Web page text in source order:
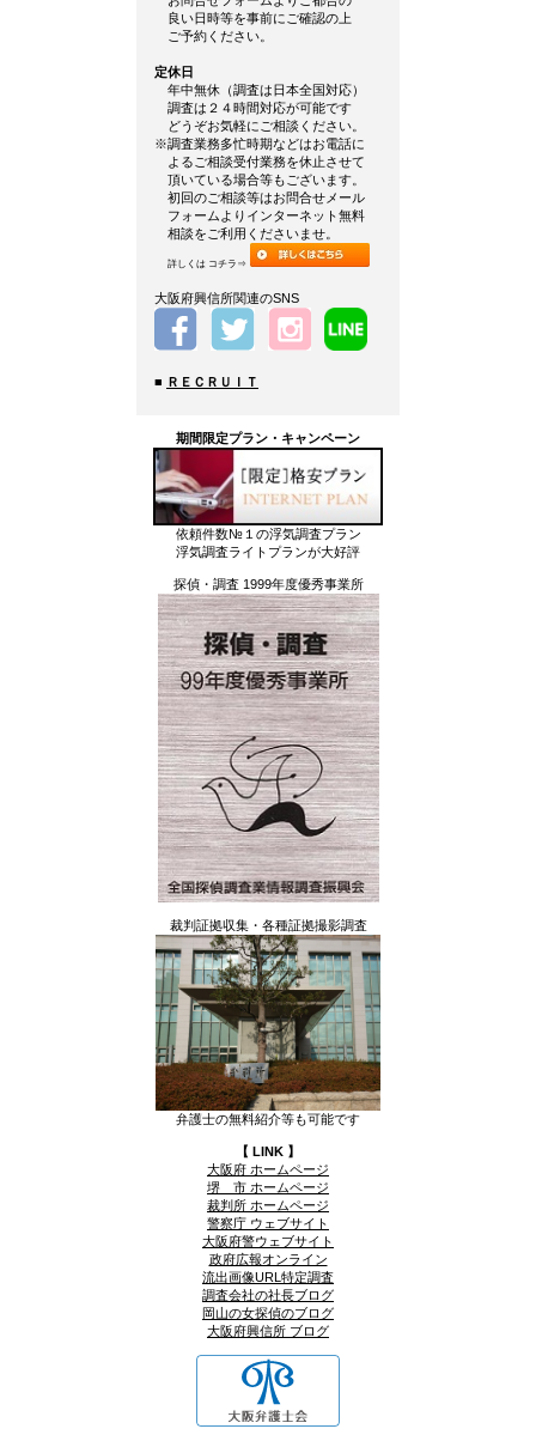
良い日時等を事前にご確認の上
ご予約ください。
定休日
年中無休（調査は日本全国対応）
調査は２４時間対応が可能です
どうぞお気軽にご相談ください。
※調査業務多忙時期などはお電話に
よるご相談受付業務を休止させて
頂いている場合等もございます。
初回のご相談等はお問合せメール
フォームよりインターネット無料
相談をご利用くださいませ。
詳しくは コチラ⇒
大阪府興信所関連のSNS
■ ＲＥＣＲＵＩＴ
期間限定プラン・キャンペーン
依頼件数№１の浮気調査プラン
浮気調査ライトプランが大好評
探偵・調査 1999年度優秀事業所
裁判証拠収集・各種証拠撮影調査
弁護士の無料紹介等も可能です
【 LINK 】
大阪府 ホームページ
堺 市 ホームページ
裁判所 ホームページ
警察庁 ウェブサイト
大阪府警ウェブサイト
政府広報オンライン
流出画像URL特定調査
調査会社の社長ブログ
岡山の女探偵のブログ
大阪府興信所 ブログ